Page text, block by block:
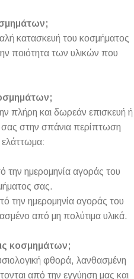
κατασκευή του κοσμήματος
ποιότητα των υλικών που
πλήρη και δωρεάν επισκευή ή
στην σπάνια περίπτωση
ελάττωμα:
την ημερομηνία αγοράς του
σας.
την ημερομηνία αγοράς του
από μη πολύτιμα υλικά.
κοσμημάτων;
φθορά, λανθασμένη
από την εγγύηση μας και